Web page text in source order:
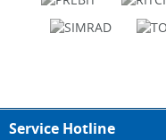
Service Hotline